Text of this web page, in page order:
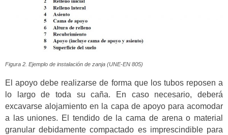
Figura 2. Ejemplo de instalación de zanja (UNE-EN 805)
El apoyo debe realizarse de forma que los tubos reposen a
lo largo de toda su caña. En caso necesario, deberá
excavarse alojamiento en la capa de apoyo para acomodar
a las uniones. El tendido de la cama de arena o material
granular debidamente compactado es imprescindible para